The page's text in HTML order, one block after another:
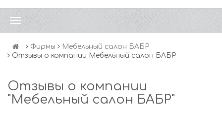
Фирмы
Мебельный салон БАБР
Отзывы о компании Мебельный салон БАБР
Отзывы о компании
"Мебельный салон БАБР"